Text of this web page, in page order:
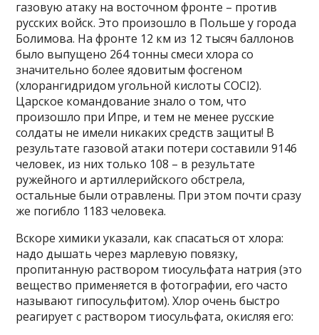
газовую атаку на восточном фронте – против
русских войск. Это произошло в Польше у города
Болимова. На фронте 12 км из 12 тысяч баллонов
было выпущено 264 тонны смеси хлора со
значительно более ядовитым фосгеном
(хлорангидридом угольной кислоты COCl2).
Царское командование знало о том, что
произошло при Ипре, и тем не менее русские
солдаты не имели никаких средств защиты! В
результате газовой атаки потери составили 9146
человек, из них только 108 – в результате
ружейного и артиллерийского обстрела,
остальные были отравлены. При этом почти сразу
же погибло 1183 человека.
Вскоре химики указали, как спасаться от хлора:
надо дышать через марлевую повязку,
пропитанную раствором тиосульфата натрия (это
вещество применяется в фотографии, его часто
называют гипосульфитом). Хлор очень быстро
реагирует с раствором тиосульфата, окисляя его: